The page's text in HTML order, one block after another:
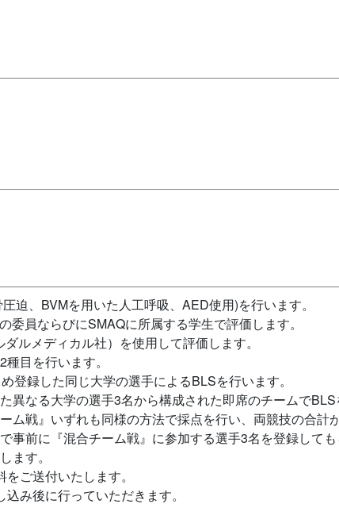
迫、BVMを用いた人工呼吸、AED使用)を行います。
員ならびにSMAQに所属する学生で評価します。
ルメディカル社）を使用して評価します。
目を行います。
登録した同じ大学の選手によるBLSを行います。
異なる大学の選手3名から構成された即席のチームで
ム戦』いずれも同様の方法で採点を行い、両競技の合計
事前に『混合チーム戦』に参加する選手3名を登録して
ます。
ご送付いたします。
み後に行っていただきます。